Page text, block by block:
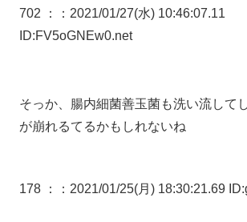
702 ：
：2021/01/27(水) 10:46:07.11
ID:FV5oGNEw0.net
そっか、腸内細菌善玉菌も洗い流して
が崩れるてるかもしれないね
178 ： ：2021/01/25(月) 18:30:21.69